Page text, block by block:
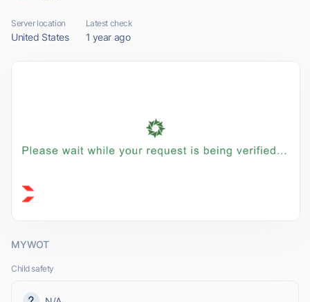
Server location
United States
Latest check
1 year ago
MYWOT
Child safety